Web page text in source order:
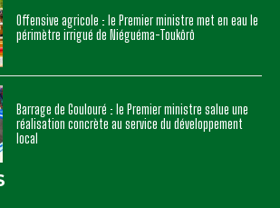
Offensive agricole : le Premier ministre met en eau le
périmètre irrigué de Niéguéma-Toukôrô
Barrage de Goulouré : le Premier ministre salue une
réalisation concrète au service du développement
local